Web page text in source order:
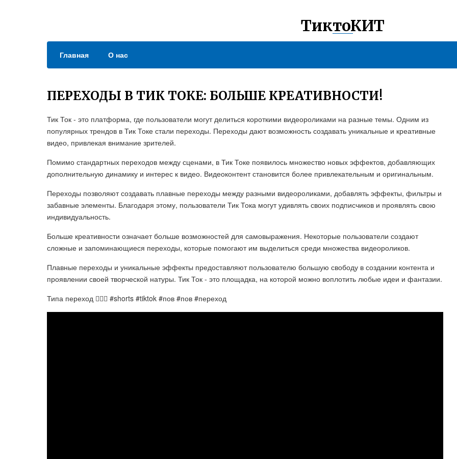
ТиктоКИТ
Главная О нас
ПЕРЕХОДЫ В ТИК ТОКЕ: БОЛЬШЕ КРЕАТИВНОСТИ!
Тик Ток - это платформа, где пользователи могут делиться короткими видеороликами на разные темы. Одним из
популярных трендов в Тик Токе стали переходы. Переходы дают возможность создавать уникальные и креативные
видео, привлекая внимание зрителей.
Помимо стандартных переходов между сценами, в Тик Токе появилось множество новых эффектов, добавляющих
дополнительную динамику и интерес к видео. Видеоконтент становится более привлекательным и оригинальным.
Переходы позволяют создавать плавные переходы между разными видеороликами, добавлять эффекты, фильтры и
забавные элементы. Благодаря этому, пользователи Тик Тока могут удивлять своих подписчиков и проявлять свою
индивидуальность.
Больше креативности означает больше возможностей для самовыражения. Некоторые пользователи создают
сложные и запоминающиеся переходы, которые помогают им выделиться среди множества видеороликов.
Плавные переходы и уникальные эффекты предоставляют пользователю большую свободу в создании контента и
проявлении своей творческой натуры. Тик Ток - это площадка, на которой можно воплотить любые идеи и фантазии.
Типа переход 💁🏻‍♀️ #shorts #tiktok #пов #пов #переход